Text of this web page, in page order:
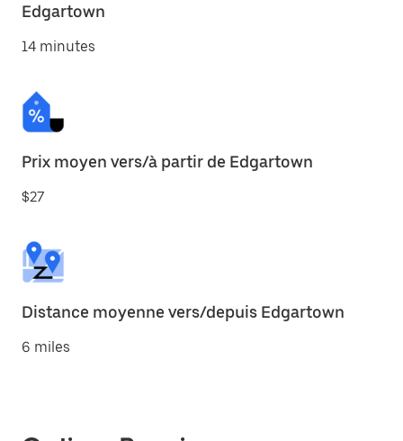
Edgartown
14 minutes
Prix moyen vers/à partir de Edgartown
$27
Distance moyenne vers/depuis Edgartown
6 miles